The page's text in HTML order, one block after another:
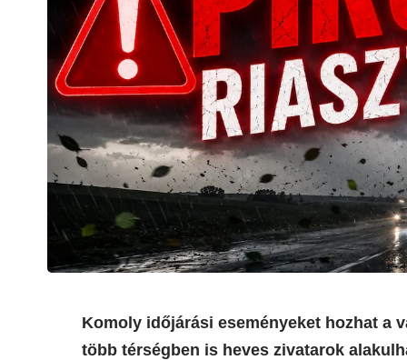
Komoly időjárási eseményeket hozhat a
több térségben is heves zivatarok